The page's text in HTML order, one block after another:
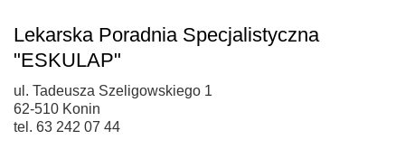
Lekarska Poradnia Specjalistyczna
"ESKULAP"
ul. Tadeusza Szeligowskiego 1
62-510 Konin
tel. 63 242 07 44